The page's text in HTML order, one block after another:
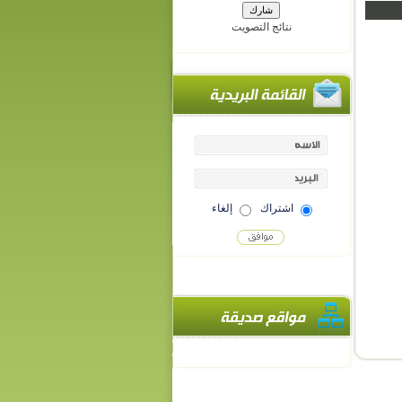
نتائج التصويت
اشتراك إلغاء